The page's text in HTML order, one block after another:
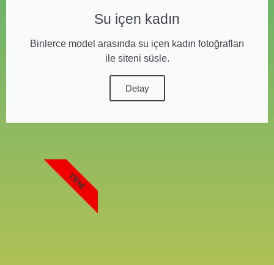
Su içen kadın
Binlerce model arasında su içen kadın fotoğrafları
ile siteni süsle.
Detay
YENI